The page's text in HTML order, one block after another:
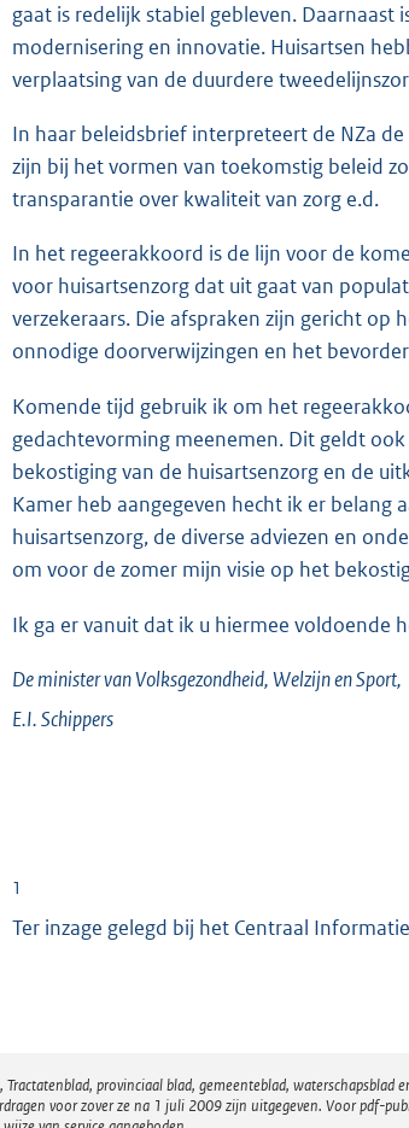
gaat is redelijk stabiel gebleven.
modernisering en innovatie. Huisartsen
verplaatsing van de duurdere
In haar beleidsbrief interpreteert de NZa
zijn bij het vormen van toekomstig beleid
transparantie over kwaliteit van zorg e.d.
In het regeerakkoord is de lijn voor de
voor huisartsenzorg dat uit gaat van
verzekeraars. Die afspraken zijn gericht
onnodige doorverwijzingen en het
Komende tijd gebruik ik om het
gedachtevorming meenemen. Dit geldt
bekostiging van de huisartsenzorg en de
Kamer heb aangegeven hecht ik er belang
huisartsenzorg, de diverse adviezen en
om voor de zomer mijn visie op het
Ik ga er vanuit dat ik u hiermee voldoende
De minister van Volksgezondheid, Welzijn en Sport,
E.I.Schippers
1
Ter inzage gelegd bij het Centraal
provinciaal blad, gemeenteblad,
voor zover ze na 1 juli 2009 zijn uitgegeven. Voor pdf-